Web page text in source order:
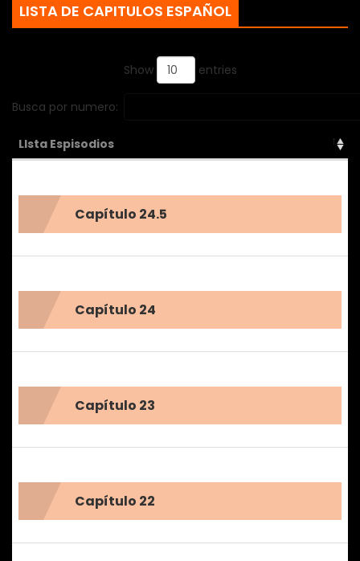
LISTA DE CAPITULOS ESPAÑOL
Show entries
Busca por numero:
LIsta Espisodios
Capítulo 24.5
Capítulo 24
Capítulo 23
Capítulo 22